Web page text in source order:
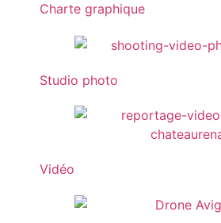
Charte graphique
Studio photo
Vidéo